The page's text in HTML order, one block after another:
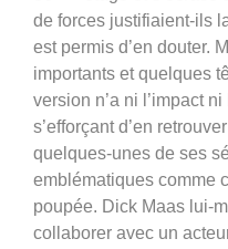
de forces justifiaient-ils
est permis d’en douter.
importants et quelques
version n’a ni l’impact
s’efforçant d’en
quelques-unes de ses
emblématiques comme
poupée. Dick Maas lui-
collaborer avec un